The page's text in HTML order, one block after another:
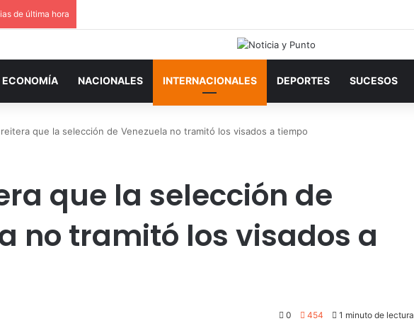
de última hora
ECONOMÍA NACIONALES INTERNACIONALES DEPORTES SUCESOS
que la selección de Venezuela no tramitó los visados a tiempo
que la selección de
no tramitó los visados a
0 454 1 minuto de lectura